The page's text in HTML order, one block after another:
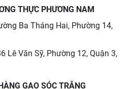
THỰC PHƯƠNG NAM
Ba Tháng Hai, Phường 14,
Lê Văn Sỹ, Phường 12, Quận 3,
GẠO SÓC TRĂNG